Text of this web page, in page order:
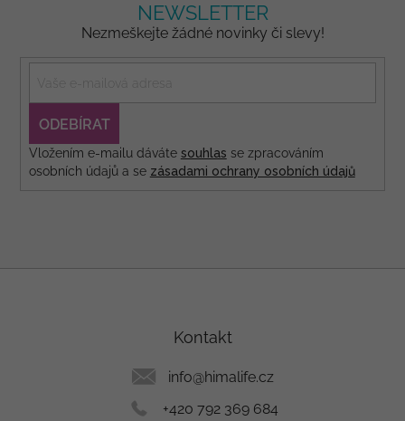
NEWSLETTER
Nezmeškejte žádné novinky či slevy!
PŘIHLÁSIT
SE
Vložením e-mailu dáváte souhlas se zpracováním
osobních údajů a se zásadami ochrany osobních údajů
Kontakt
info@himalife.cz
+420 792 369 684